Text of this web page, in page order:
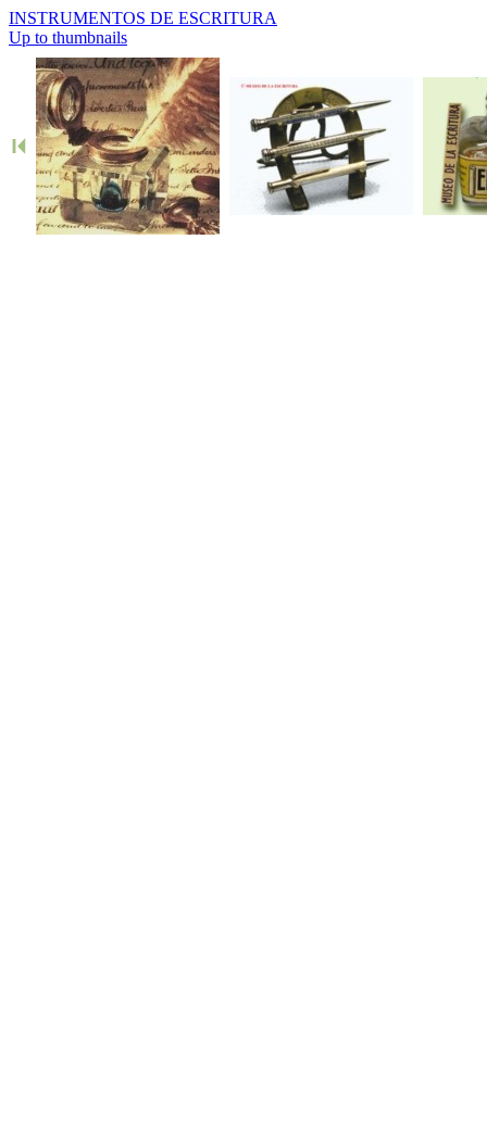
INSTRUMENTOS DE ESCRITURA
Up to thumbnails